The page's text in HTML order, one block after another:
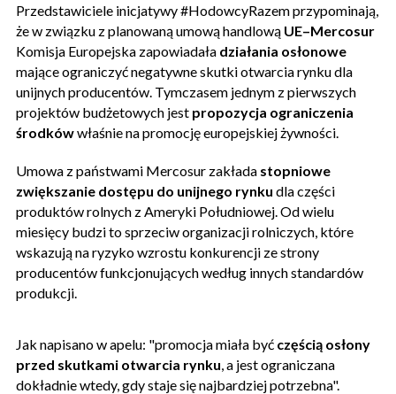
Przedstawiciele inicjatywy #HodowcyRazem przypominają,
że w związku z planowaną umową handlową UE–Mercosur
Komisja Europejska zapowiadała działania osłonowe
mające ograniczyć negatywne skutki otwarcia rynku dla
unijnych producentów. Tymczasem jednym z pierwszych
projektów budżetowych jest propozycja ograniczenia
środkówwłaśnie na promocję europejskiej żywności.
Umowa z państwami Mercosur zakłada stopniowe
zwiększanie dostępu do unijnego rynku dla części
produktów rolnych z Ameryki Południowej. Od wielu
miesięcy budzi to sprzeciw organizacji rolniczych, które
wskazują na ryzyko wzrostu konkurencji ze strony
producentów funkcjonujących według innych standardów
produkcji.
Jak napisano w apelu: "promocja miała być częścią osłony
przed skutkami otwarcia rynku, a jest ograniczana
dokładnie wtedy, gdy staje się najbardziej potrzebna".